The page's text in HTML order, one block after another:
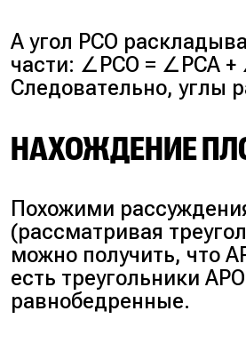
А угол PCO
части: ∠PCO = ∠PCA +
Следовательно, углы
НАХОЖДЕНИЕ
Похожими
(рассматривая
можно получить, что
есть треугольники
равнобедренные.